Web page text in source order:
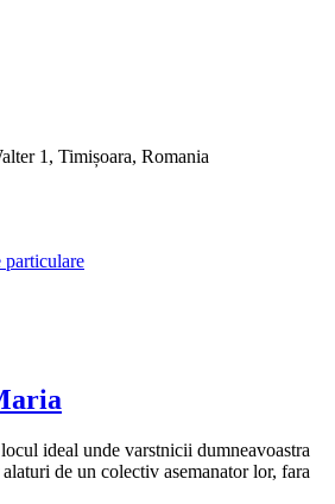
1, Timișoara, Romania
particulare
ideal unde varstnicii dumneavoastra
de un colectiv asemanator lor, fara